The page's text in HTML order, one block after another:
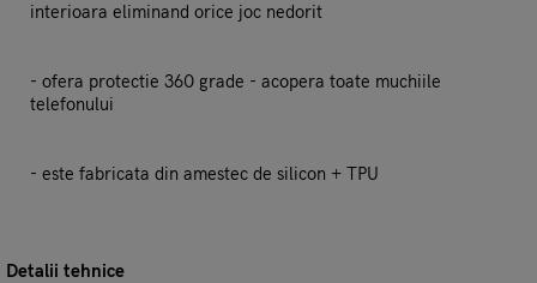
interioara eliminand orice joc nedorit
- ofera protectie 360 grade - acopera toate muchiile
telefonului
- este fabricata din amestec de silicon + TPU
Detalii tehnice